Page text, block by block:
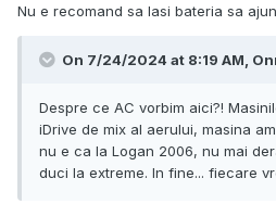
Nu e recomand sa lasi bateria sa
On 7/24/2024 at 8:19 AM,
Despre ce AC vorbim aici?!
iDrive de mix al aerului, masina
nu e ca la Logan 2006, nu mai
duci la extreme. In fine... fiecare